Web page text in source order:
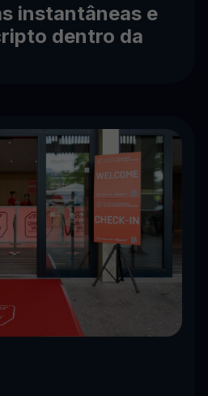
instantâneas e
dentro da